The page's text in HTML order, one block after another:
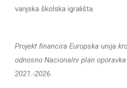
vanjska školska igrališta.
Projekt financira Europska unija
odnosno Nacionalni plan
2021.-2026.